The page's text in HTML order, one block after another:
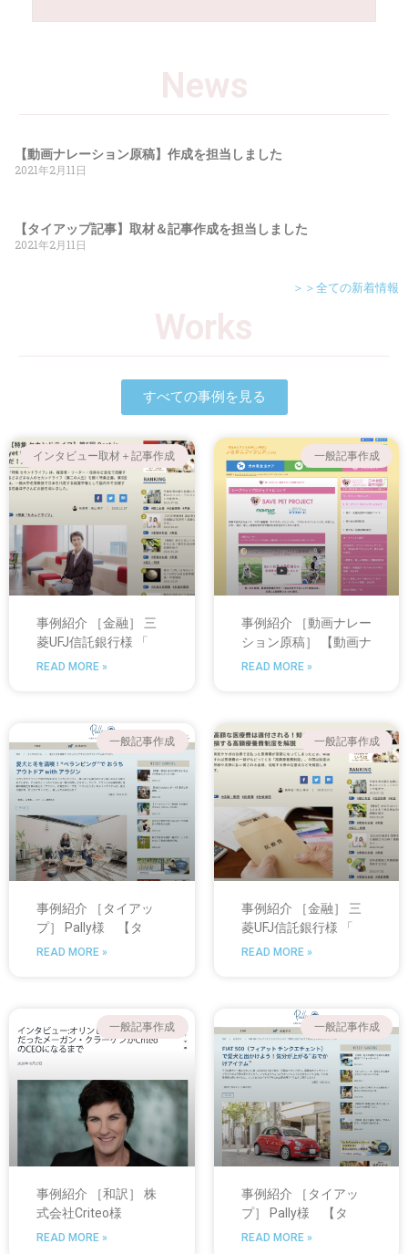
News
【動画ナレーション原稿】作成を担当しました
2021年2月11日
【タイアップ記事】取材＆記事作成を担当しました
2021年2月11日
＞＞全ての新着情報
Works
すべての事例を見る
インタビュー取材＋記事作成
事例紹介 ［金融］ 三
菱UFJ信託銀行様 「
READ MORE »
一般記事作成
事例紹介 ［動画ナレー
ション原稿］ 【動画ナ
READ MORE »
一般記事作成
事例紹介 ［タイアッ
プ］ Pally様 【タ
READ MORE »
一般記事作成
事例紹介 ［金融］ 三
菱UFJ信託銀行様 「
READ MORE »
一般記事作成
事例紹介 ［和訳］ 株
式会社Criteo様
READ MORE »
一般記事作成
事例紹介 ［タイアッ
プ］ Pally様 【タ
READ MORE »